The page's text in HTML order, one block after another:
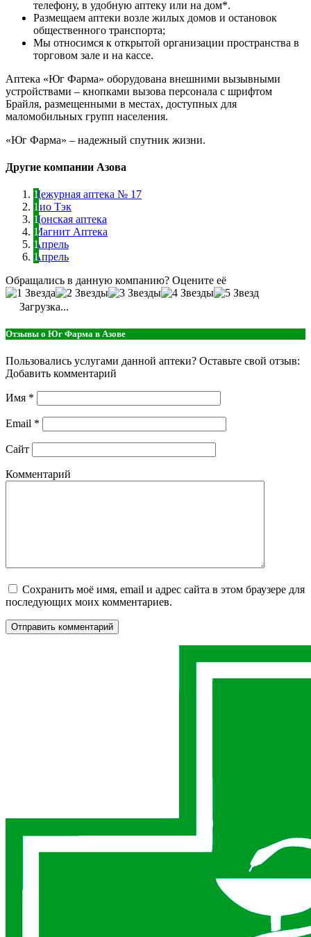
телефону, в удобную аптеку или на дом*.
Размещаем аптеки возле жилых домов и остановок
общественного транспорта;
Мы относимся к открытой организации пространства в
торговом зале и на кассе.
Аптека «Юг Фарма» оборудована внешними вызывными
устройствами – кнопками вызова персонала с шрифтом
Брайля, размещенными в местах, доступных для
маломобильных групп населения.
«Юг Фарма» – надежный спутник жизни.
Другие компании Азова
Дежурная аптека № 17
Био Тэк
Донская аптека
Магнит Аптека
Апрель
Апрель
Обращались в данную компанию? Оцените её
Загрузка...
Отзывы о Юг Фарма в Азове
Пользовались услугами данной аптеки? Оставьте свой отзыв:
Добавить комментарий
Имя *
Email *
Сайт
Комментарий
Сохранить моё имя, email и адрес сайта в этом браузере для
последующих моих комментариев.